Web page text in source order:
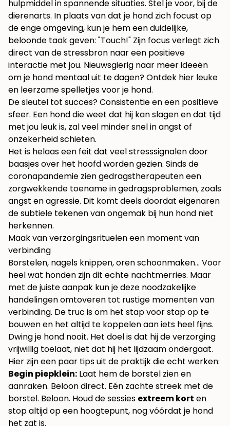
hulpmiddel in spannende situaties. Stel je voor, bij de
dierenarts. In plaats van dat je hond zich focust op
de enge omgeving, kun je hem een duidelijke,
beloonde taak geven: "Touch!" Zijn focus verlegt zich
direct van de stressbron naar een positieve
interactie met jou. Nieuwsgierig naar meer ideeën
om je hond mentaal uit te dagen? Ontdek hier leuke
en leerzame spelletjes voor je hond.
De sleutel tot succes? Consistentie en een positieve
sfeer. Een hond die weet dat hij kan slagen en dat tijd
met jou leuk is, zal veel minder snel in angst of
onzekerheid schieten.
Het is helaas een feit dat veel stresssignalen door
baasjes over het hoofd worden gezien. Sinds de
coronapandemie zien gedragstherapeuten een
zorgwekkende toename in gedragsproblemen, zoals
angst en agressie. Dit komt deels doordat eigenaren
de subtiele tekenen van ongemak bij hun hond niet
herkennen.
Maak van verzorgingsrituelen een moment van
verbinding
Borstelen, nagels knippen, oren schoonmaken… Voor
heel wat honden zijn dit echte nachtmerries. Maar
met de juiste aanpak kun je deze noodzakelijke
handelingen omtoveren tot rustige momenten van
verbinding. De truc is om het stap voor stap op te
bouwen en het altijd te koppelen aan iets heel fijns.
Dwing je hond nooit. Het doel is dat hij de verzorging
vrijwillig toelaat, niet dat hij het lijdzaam ondergaat.
Hier zijn een paar tips uit de praktijk die echt werken:
Begin piepklein: Laat hem de borstel zien en
aanraken. Beloon direct. Eén zachte streek met de
borstel. Beloon. Houd de sessies extreem kort en
stop altijd op een hoogtepunt, nog vóórdat je hond
het zat is.